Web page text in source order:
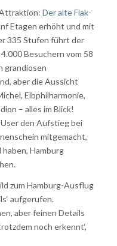
Der alte Flak-
Etagen erhöht und mit
335 Stufen führt der
Besuchern vom 58
grandiosen
aber die Aussicht
Elbphilharmonie,
– alles im Blick!
den Aufstieg bei
mitgemacht,
haben, Hamburg
zum Hamburg-Ausflug
aufgerufen.
aber feinen Details
noch erkennt‘,